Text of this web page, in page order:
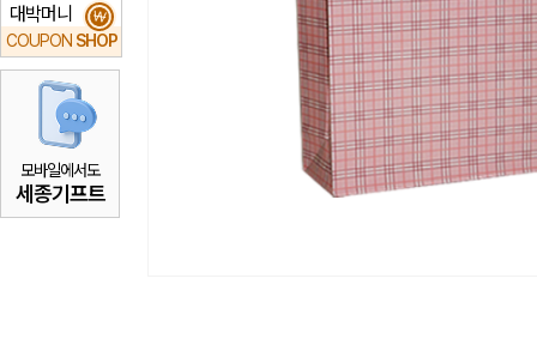
대박머니
COUPON SHOP
₩
모바일에서도
세종기프트